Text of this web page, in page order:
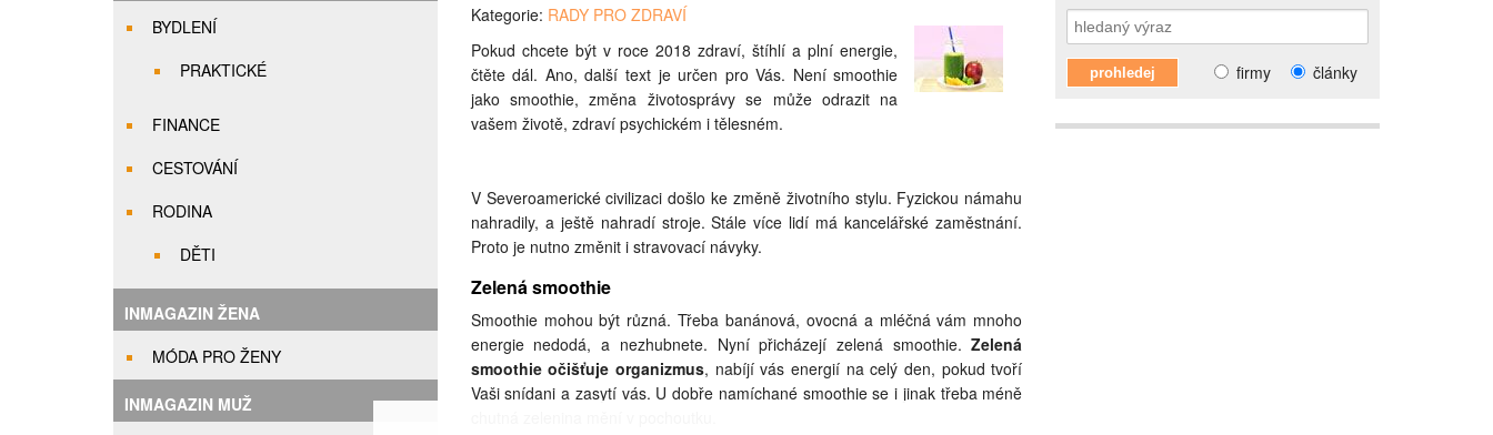
BYDLENÍ
PRAKTICKÉ
FINANCE
CESTOVÁNÍ
RODINA
DĚTI
INMAGAZIN ŽENA
MÓDA PRO ŽENY
INMAGAZIN MUŽ
Kategorie: RADY PRO ZDRAVÍ
Pokud chcete být v roce 2018 zdraví, štíhlí a plní energie,
čtěte dál. Ano, další text je určen pro Vás. Není smoothie
jako smoothie, změna životosprávy se může odrazit na
vašem životě, zdraví psychickém i tělesném.
V Severoamerické civilizaci došlo ke změně životního stylu. Fyzickou námahu
nahradily, a ještě nahradí stroje. Stále více lidí má kancelářské zaměstnání.
Proto je nutno změnit i stravovací návyky.
Zelená smoothie
Smoothie mohou být různá. Třeba banánová, ovocná a mléčná vám mnoho
energie nedodá, a nezhubnete. Nyní přicházejí zelená smoothie.Zelená
smoothie očišťuje organizmus, nabíjí vás energií na celý den, pokud tvoří
Vaši snídani a zasytí vás. U dobře namíchané smoothie se i jinak třeba méně
články
firmy